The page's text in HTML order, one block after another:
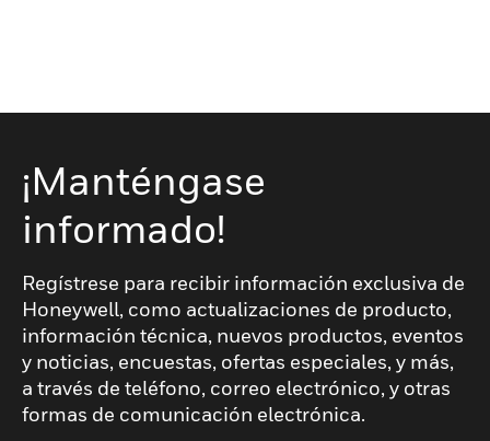
¡Manténgase
informado!
Regístrese para recibir información exclusiva de
Honeywell, como actualizaciones de producto,
información técnica, nuevos productos, eventos
y noticias, encuestas, ofertas especiales, y más,
a través de teléfono, correo electrónico, y otras
formas de comunicación electrónica.